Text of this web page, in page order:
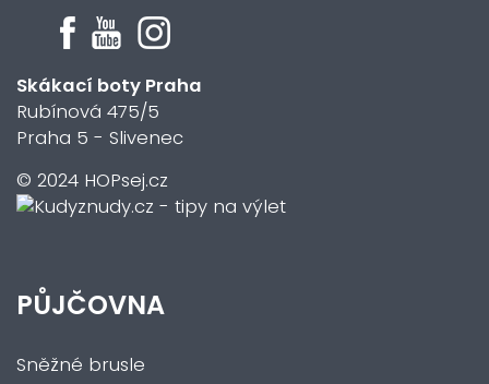
Skákací boty Praha
Rubínová 475/5
Praha 5 - Slivenec
© 2024 HOPsej.cz
PŮJČOVNA
Sněžné brusle